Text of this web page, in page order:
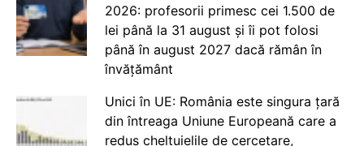
2026: profesorii primesc cei 1.500 de
lei până la 31 august și îi pot folosi
până în august 2027 dacă rămân în
învățământ
Unici în UE: România este singura țară
din întreaga Uniune Europeană care a
redus cheltuielile de cercetare,